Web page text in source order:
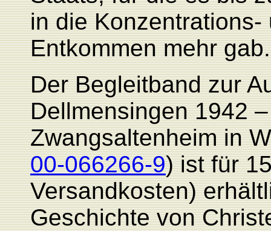
in die
Entkommen mehr gab.
Der Begleitband zur
Dellmensingen 1942
Zwangsaltenheim in
00-066266-9) ist für
Versandkosten)
Geschichte von